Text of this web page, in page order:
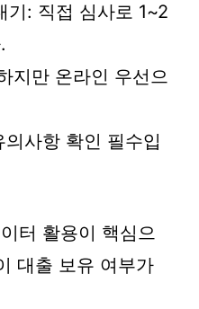
기: 직접 심사로 1~2
지만 온라인 우선으
사항 확인 필수입
터 활용이 핵심으
대출 보유 여부가